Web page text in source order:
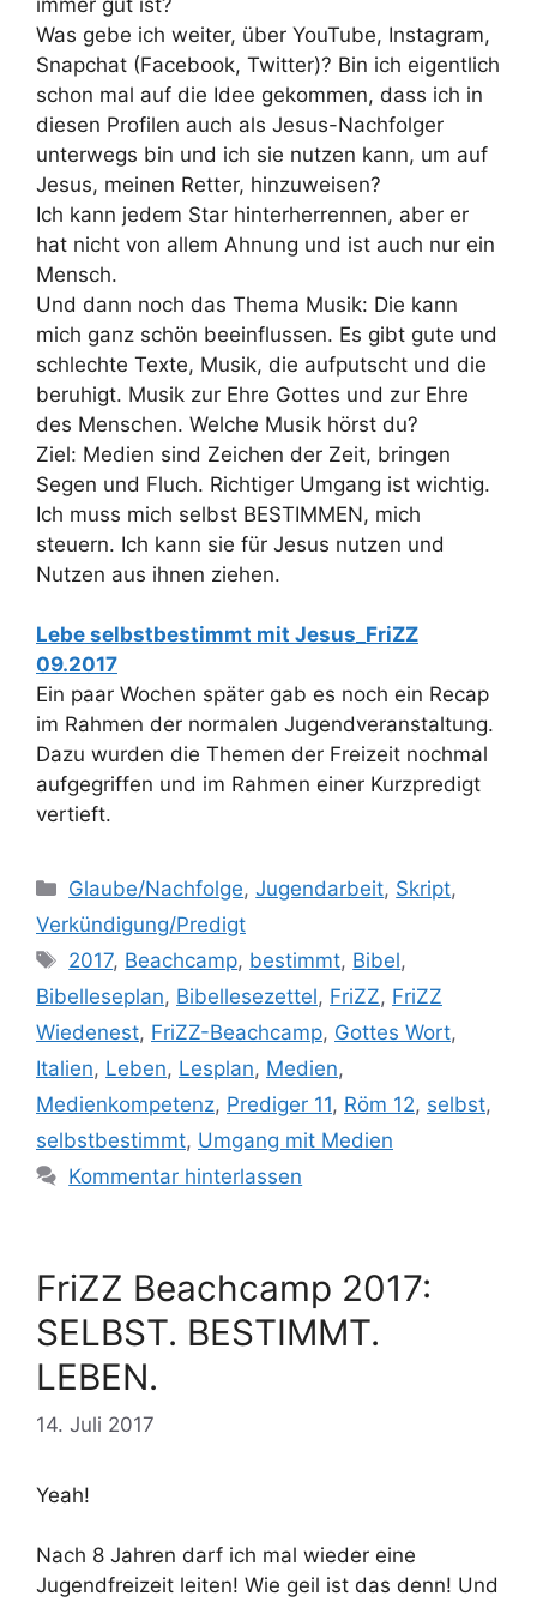
Was gebe ich weiter, über YouTube, Instagram,
Snapchat (Facebook, Twitter)? Bin ich eigentlich
schon mal auf die Idee gekommen, dass ich in
diesen Profilen auch als Jesus-Nachfolger
unterwegs bin und ich sie nutzen kann, um auf
Jesus, meinen Retter, hinzuweisen?
Ich kann jedem Star hinterherrennen, aber er
hat nicht von allem Ahnung und ist auch nur ein
Mensch.
Und dann noch das Thema Musik: Die kann
mich ganz schön beeinflussen. Es gibt gute und
schlechte Texte, Musik, die aufputscht und die
beruhigt. Musik zur Ehre Gottes und zur Ehre
des Menschen. Welche Musik hörst du?
Ziel: Medien sind Zeichen der Zeit, bringen
Segen und Fluch. Richtiger Umgang ist wichtig.
Ich muss mich selbst BESTIMMEN, mich
steuern. Ich kann sie für Jesus nutzen und
Nutzen aus ihnen ziehen.
Lebe selbstbestimmt mit Jesus_FriZZ
09.2017
Ein paar Wochen später gab es noch ein Recap
im Rahmen der normalen Jugendveranstaltung.
Dazu wurden die Themen der Freizeit nochmal
aufgegriffen und im Rahmen einer Kurzpredigt
vertieft.
Kategorien
Glaube/Nachfolge,Jugendarbeit, Skript,
Verkündigung/Predigt
Schlagwörter
2017, Beachcamp, bestimmt, Bibel,
Bibelleseplan, Bibellesezettel, FriZZ, FriZZ
Wiedenest, FriZZ-Beachcamp, Gottes Wort,
Italien, Leben, Lesplan, Medien,
Medienkompetenz, Prediger 11, Röm 12, selbst,
selbstbestimmt, Umgang mit Medien
Kommentar hinterlassen
FriZZ Beachcamp 2017:
SELBST. BESTIMMT.
LEBEN.
14. Juli 2017
Yeah!
Nach 8 Jahren darf ich mal wieder eine
Jugendfreizeit leiten! Wie geil ist das denn! Und